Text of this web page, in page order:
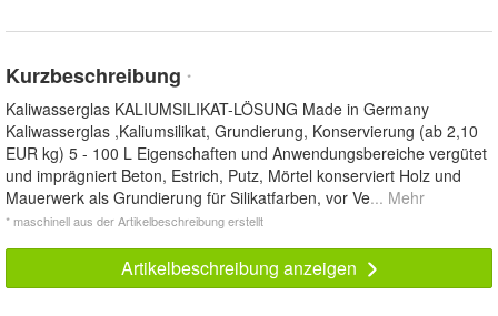
Kurzbeschreibung *
Kaliwasserglas KALIUMSILIKAT-LÖSUNG Made in Germany
Kaliwasserglas ,Kaliumsilikat, Grundierung, Konservierung (ab 2,10
EUR kg) 5 - 100 L Eigenschaften und Anwendungsbereiche vergütet
und imprägniert Beton, Estrich, Putz, Mörtel konserviert Holz und
Mauerwerk als Grundierung für Silikatfarben, vor Ve... Mehr
* maschinell aus der Artikelbeschreibung erstellt
Artikelbeschreibung anzeigen